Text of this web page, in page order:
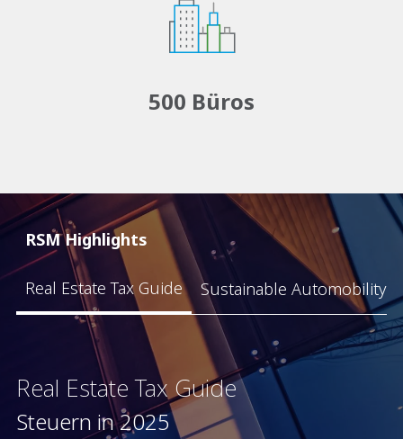
500 Büros
RSM Highlights
Real Estate Tax Guide Sustainable Automobility
Real Estate Tax Guide
Steuern in 2025